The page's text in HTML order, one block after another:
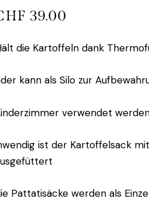
39.00
die Kartoffeln dank
kann als Silo zur
verwendet
ist der Kartoffelsack
Pattatisäcke werden als